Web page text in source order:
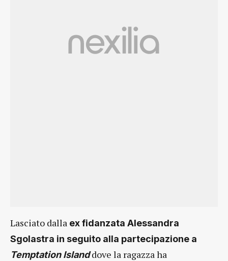
Lasciato dalla ex fidanzata Alessandra
Sgolastra in seguito alla partecipazione a
Temptation Islanddove la ragazza ha